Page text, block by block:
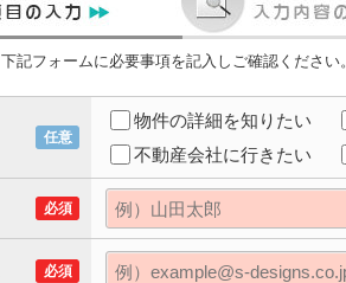
下記フォームに必要事項を記入しご確認くださ
任意
物件の詳細を知りたい
不動産会社に行きたい
必須
必須